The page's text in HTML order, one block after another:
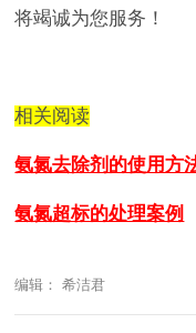
将竭诚为您服务！
相关阅读
氨氮去除剂的使用方
氨氮超标的处理案例
编辑： 希洁君